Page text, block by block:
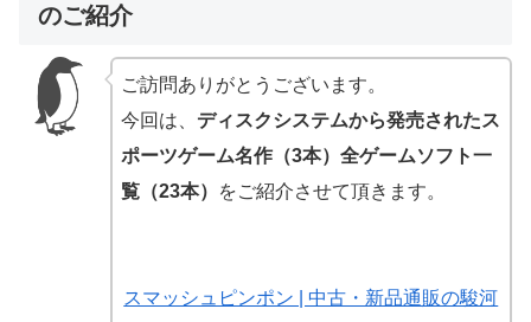
のご紹介
ご訪問ありがとうございます。
今回は、 ディスクシステムから発売されたス
ポーツゲーム名作（3本）全ゲームソフト一
覧（23本）
をご紹介させて頂きます。
スマッシュピンポン | 中古・新品通販の駿河